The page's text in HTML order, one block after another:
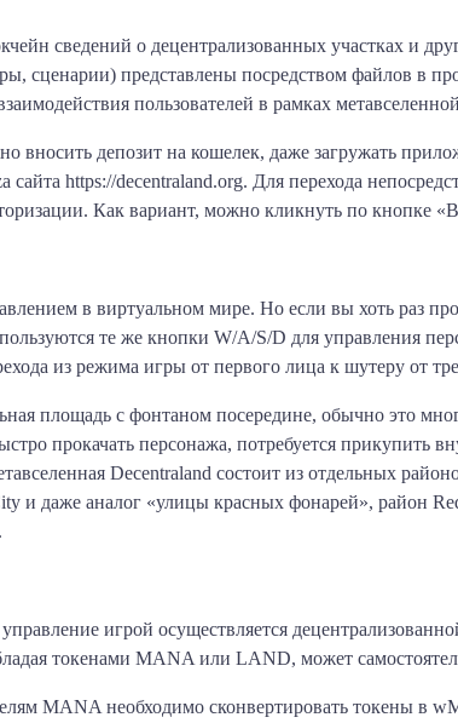
сведений о децентрализованных участках и
сценарии) представлены посредством файлов в
пользователей в рамках
вносить депозит на кошелек, даже загружать
https://decentraland.org. Для перехода
Как вариант, можно кликнуть по кнопке
в виртуальном мире. Но если вы хоть раз
те же кнопки W/A/S/D для управления
из режима игры от первого лица к шутеру от
площадь с фонтаном посередине, обычно это
прокачать персонажа, потребуется прикупить
Decentraland состоит из отдельных
и даже аналог «улицы красных фонарей», район
игрой осуществляется
токенами MANA или LAND, может
MANA необходимо сконвертировать токены в